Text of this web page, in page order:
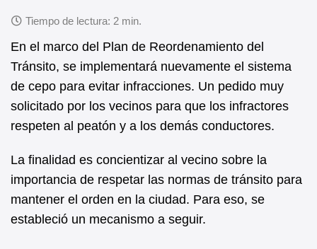
c
e
b
o
o
k
at
s
A
p
p
En el marco del Plan de Reordenamiento del
Tránsito, se implementará nuevamente el sistema
de cepo para evitar infracciones. Un pedido muy
solicitado por los vecinos para que los infractores
respeten al peatón y a los demás conductores.
La finalidad es concientizar al vecino sobre la
importancia de respetar las normas de tránsito para
mantener el orden en la ciudad. Para eso, se
estableció un mecanismo a seguir.